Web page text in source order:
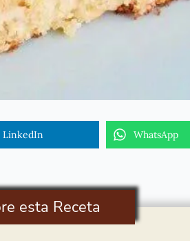
LinkedIn WhatsApp
esta Receta